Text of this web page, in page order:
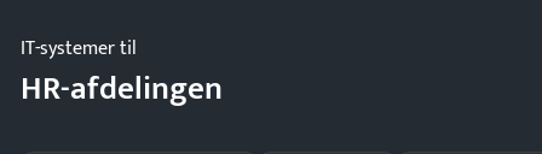
IT-systemer til
HR-afdelingen